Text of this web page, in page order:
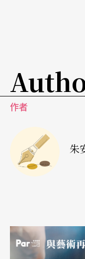
廿年來，楊金源
學期製作裡，讓
林嘉琦從三十米
在舞台中央；過
團、屏風表演班
透過不斷實驗，降
局部，實測、修
作者
朱